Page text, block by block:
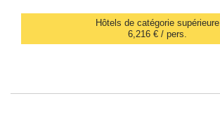
Hôtels de catégorie supérieure
6,216 € / pers.